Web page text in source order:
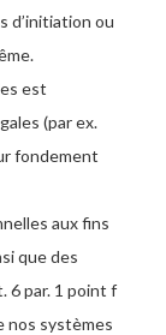
d’initiation ou
est
(par ex.
fondement
aux fins
que des
6 par. 1 point f
nos systèmes